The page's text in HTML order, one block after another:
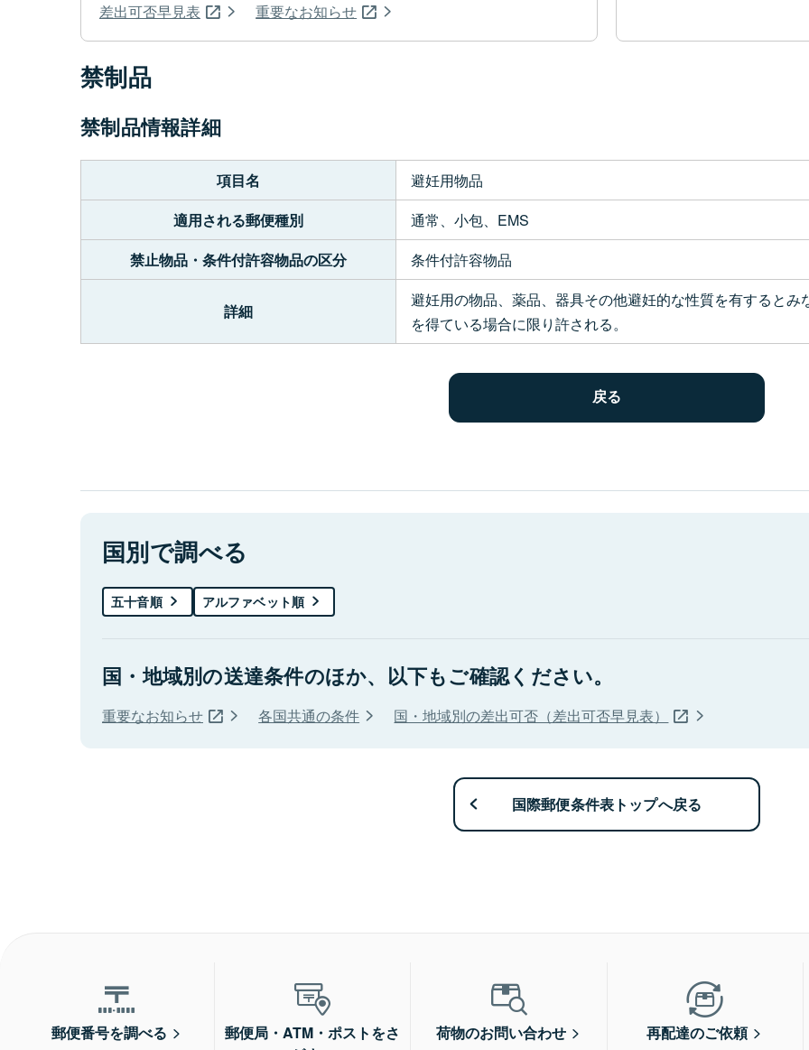
差出可否早見表
重要なお知らせ
禁制品
禁制品情報詳細
項目名
避妊用物品
適用される郵便種別
通常、小包、EMS
禁止物品・条件付許容物品の区分
条件付許容物品
詳細
避妊用の物品、薬品、器具その他避妊的な性質を有すると
を得ている場合に限り許される。
国別で調べる
五十音順 アルファベット順
国・地域別の送達条件のほか、以下もご確認ください。
重要なお知らせ 各国共通の条件 国・地域別の差出可否（差出可否早見表）
国際郵便条件表トップへ戻る
郵便番号を調べる
郵便局・ATM・ポストをさ
荷物のお問い合わせ 再配達のご依頼